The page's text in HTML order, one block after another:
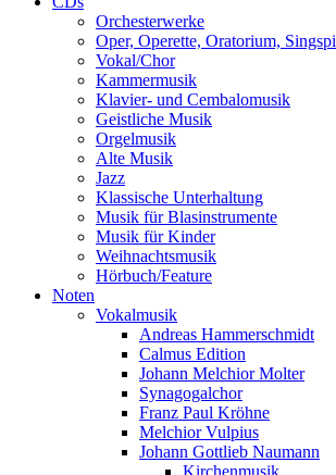
Orchesterwerke
Oper, Operette, Oratorium,
Vokal/Chor
Kammermusik
Klavier- und Cembalomusik
Geistliche Musik
Orgelmusik
Alte Musik
Jazz
Klassische Unterhaltung
Musik für Blasinstrumente
Musik für Kinder
Weihnachtsmusik
Hörbuch/Feature
Noten
Vokalmusik
Andreas Hammerschmidt
Calmus Edition
Johann Melchior Molter
Synagogalchor
Franz Paul Kröhne
Melchior Vulpius
Johann Gottlieb Naumann
Kirchenmusik